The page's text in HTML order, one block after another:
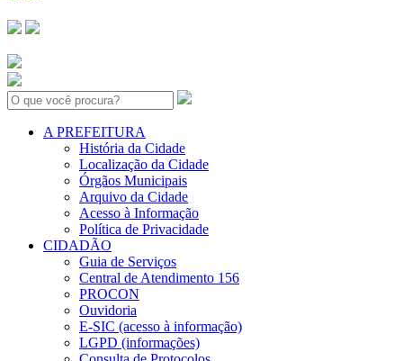
Search:
A PREFEITURA
História da Cidade
Localização da Cidade
Órgãos Municipais
Arquivo da Cidade
Acesso à Informação
Política de Privacidade
CIDADÃO
Guia de Serviços
Central de Atendimento 156
PROCON
Ouvidoria
E-SIC (acesso à informação)
LGPD (informações)